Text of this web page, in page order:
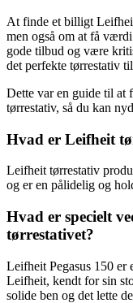
At finde et billigt
men også om at få
gode tilbud og være
det perfekte tørrestativ
Dette var en guide til at
tørrestativ, så du kan
Hvad er Leifheit
Leifheit tørrestativ
og er en pålidelig og
Hvad er specielt
tørrestativet?
Leifheit Pegasus 150
Leifheit, kendt for sin
solide ben og det lette